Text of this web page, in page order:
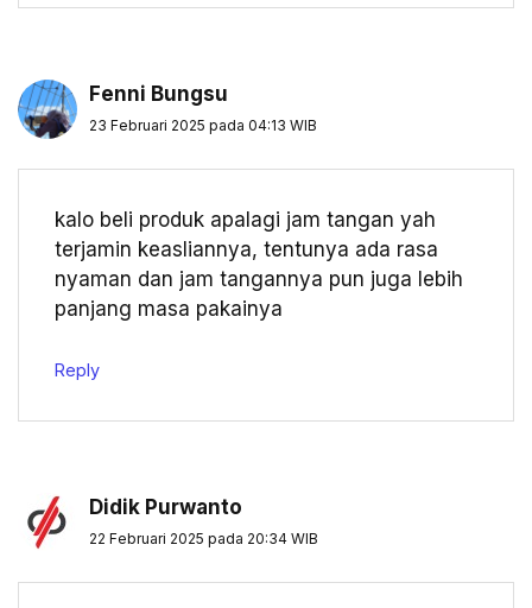
Fenni Bungsu
23 Februari 2025 pada 04:13 WIB
kalo beli produk apalagi jam tangan yah
terjamin keasliannya, tentunya ada rasa
nyaman dan jam tangannya pun juga lebih
panjang masa pakainya
Reply
Didik Purwanto
22 Februari 2025 pada 20:34 WIB